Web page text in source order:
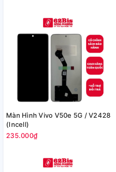
Màn Hình Vivo V50e 5G / V2428
(Incell)
235.000₫